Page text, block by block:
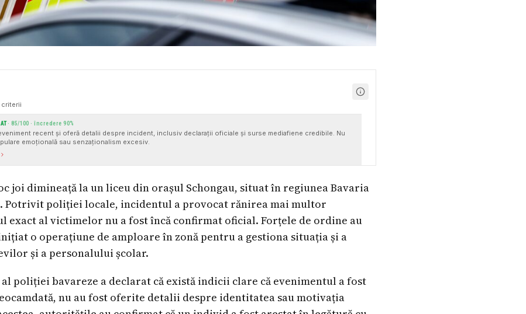
criterii
· 85/100 · încredere90%
recent și oferă detalii despre incident, inclusiv declarații oficiale și surse mediafiene credibile. Nu
emoțională sau senzaționalism excesiv.
joi dimineață la un liceu din orașul Schongau, situat în regiunea Bavaria
Potrivit poliției locale, incidentul a provocat rănirea mai multor
exact al victimelor nu a fost încă confirmat oficial. Forțele de ordine au
o operațiune de amploare în zonă pentru a gestiona situația și a
și a personalului școlar.
poliției bavareze a declarat că există indicii clare că evenimentul a fost
nu au fost oferite detalii despre identitatea sau motivația